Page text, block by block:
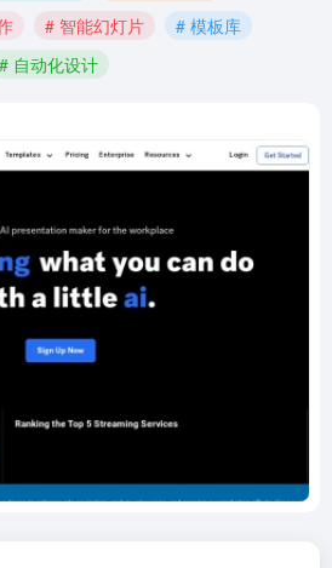
# 智能幻灯片
# 模板库
# 自动化设计